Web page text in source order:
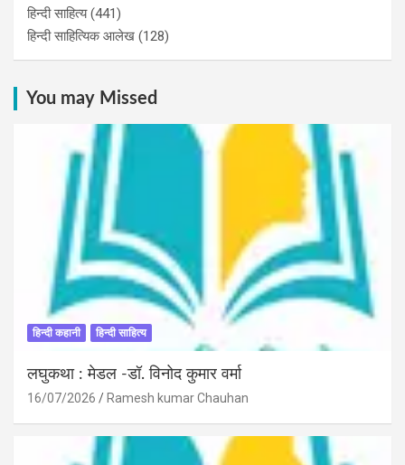
हिन्दी साहित्य(441)
हिन्दी साहित्यिक आलेख (128)
You may Missed
हिन्दी कहानी हिन्दी साहित्य
लघुकथा : मेडल -डॉ. विनोद कुमार वर्मा
16/07/2026 Ramesh kumar Chauhan